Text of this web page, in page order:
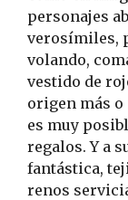
personajes
verosímiles,
volando,
vestido de
origen más o
es muy
regalos. Y a
fantástica,
renos